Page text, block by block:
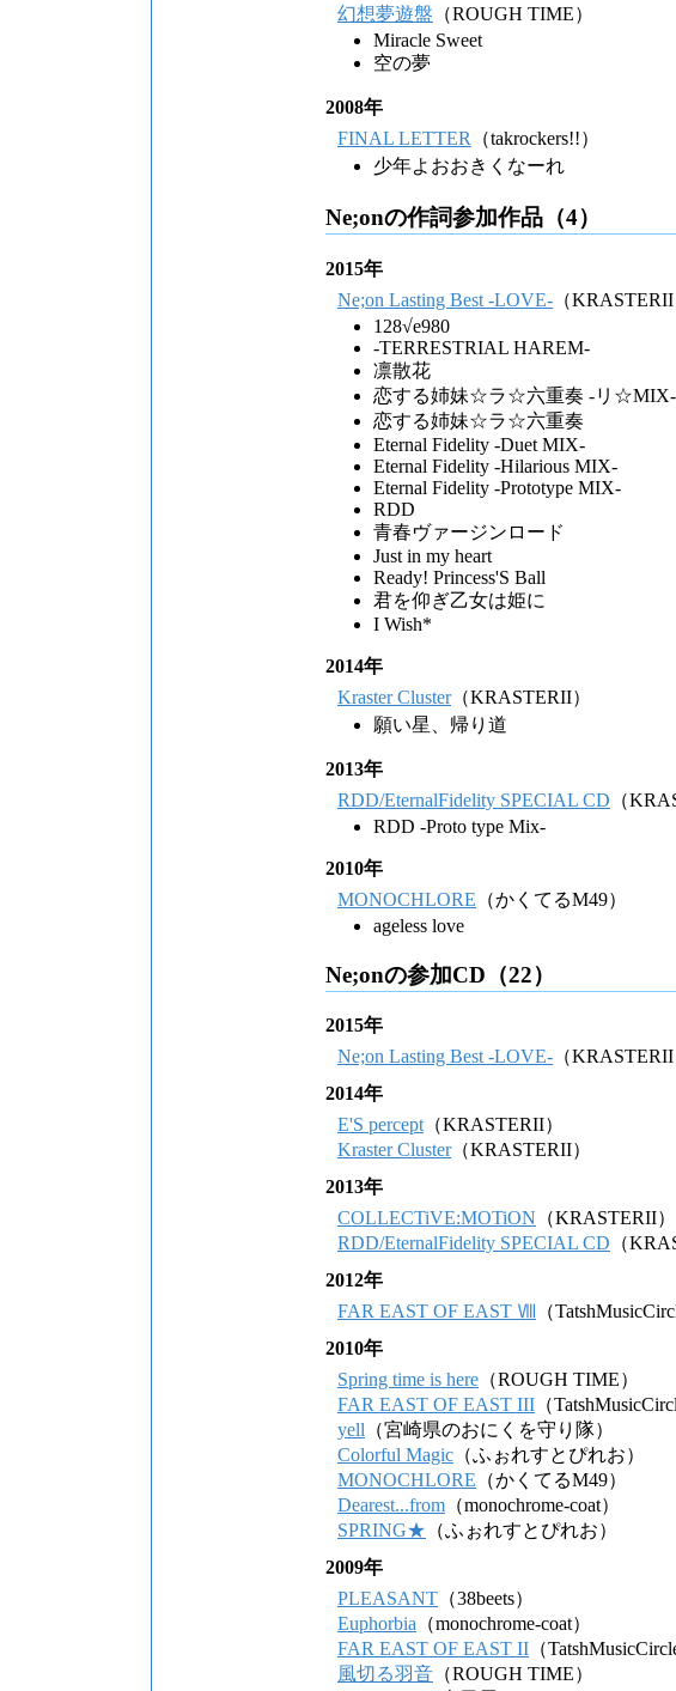
幻想夢遊盤 （ROUGH TIME）
Miracle Sweet
空の夢
2008年
FINAL LETTER （takrockers!!）
少年よおおきくなーれ
Ne;onの作詞参加作品（4）
2015年
Ne;on Lasting Best -LOVE- （KRASTERII
128√e980
-TERRESTRIAL HAREM-
凛散花
恋する姉妹☆ラ☆六重奏 -リ☆MIX-
恋する姉妹☆ラ☆六重奏
Eternal Fidelity -Duet MIX-
Eternal Fidelity -Hilarious MIX-
Eternal Fidelity -Prototype MIX-
RDD
青春ヴァージンロード
Just in my heart
Ready! Princess'S Ball
君を仰ぎ乙女は姫に
I Wish*
2014年
Kraster Cluster（KRASTERII）
願い星、帰り道
2013年
RDD/EternalFidelity SPECIAL CD （
RDD -Proto type Mix-
2010年
MONOCHLORE （かくてるM49）
ageless love
Ne;onの参加CD（22）
2015年
Ne;on Lasting Best -LOVE- （KRASTERII
2014年
E'S percept （KRASTERII）
Kraster Cluster（KRASTERII）
2013年
COLLECTiVE:MOTiON （KRASTERII）
RDD/EternalFidelity SPECIAL CD （
2012年
FAR EAST OF EAST Ⅷ （
2010年
Spring time is here （ROUGH TIME）
FAR EAST OF EAST III （
yell （宮崎県のおにくを守り隊）
Colorful Magic （ふぉれすとぴれお）
MONOCHLORE （かくてるM49）
Dearest...from （monochrome-coat）
SPRING★ （ふぉれすとぴれお）
2009年
PLEASANT （38beets）
Euphorbia （monochrome-coat）
FAR EAST OF EAST II （
風切る羽音 （ROUGH TIME）